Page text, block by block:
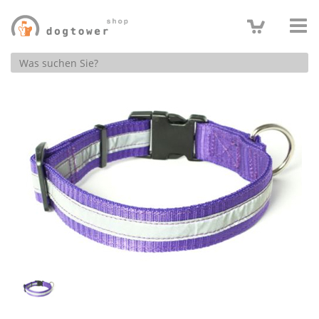
Produktsuche